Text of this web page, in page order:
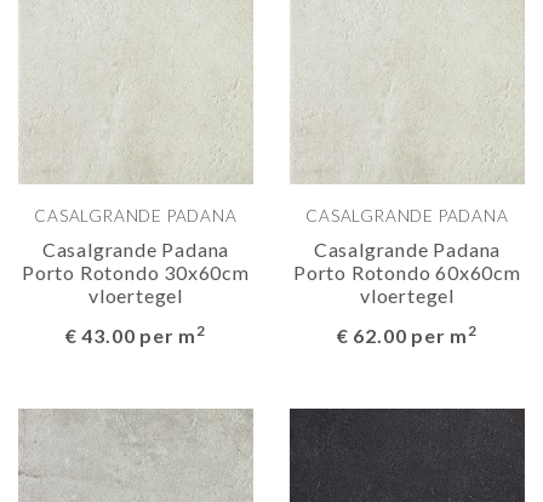
CASALGRANDE PADANA
Casalgrande Padana
Porto Rotondo 30x60cm
vloertegel
€ 43.00 per m2
CASALGRANDE PADANA
Casalgrande Padana
Porto Rotondo 60x60cm
vloertegel
€ 62.00 per m2